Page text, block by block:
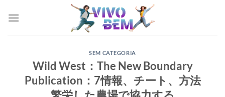
SEM CATEGORIA
Wild West：The New Boundary
Publication：7情報、チート、方法